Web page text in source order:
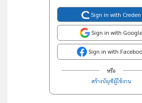
Sign in with Creden
Sign in with Google
Sign in with
หรือ
สร้างบัญชีผู้ใช้งาน